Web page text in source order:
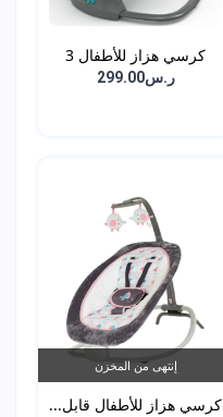
كرسي هزاز للأطفال 3
في...ر.س299.00
إنتهى من المخزن
كرسي هزاز للأطفال قابل...